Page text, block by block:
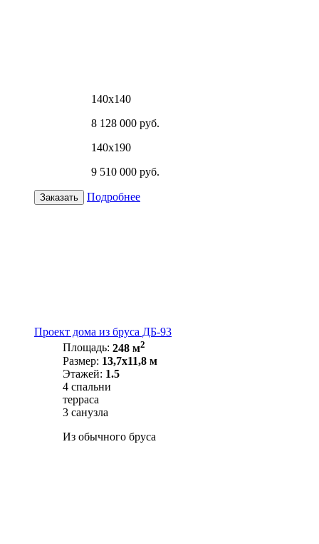
140х140
8 128 000 руб.
140х190
9 510 000 руб.
Заказать Подробнее
Проект дома из бруса ДБ-93
Площадь: 248 м2
Размер: 13,7х11,8 м
Этажей: 1.5
4 спальни
терраса
3 санузла
Из обычного бруса